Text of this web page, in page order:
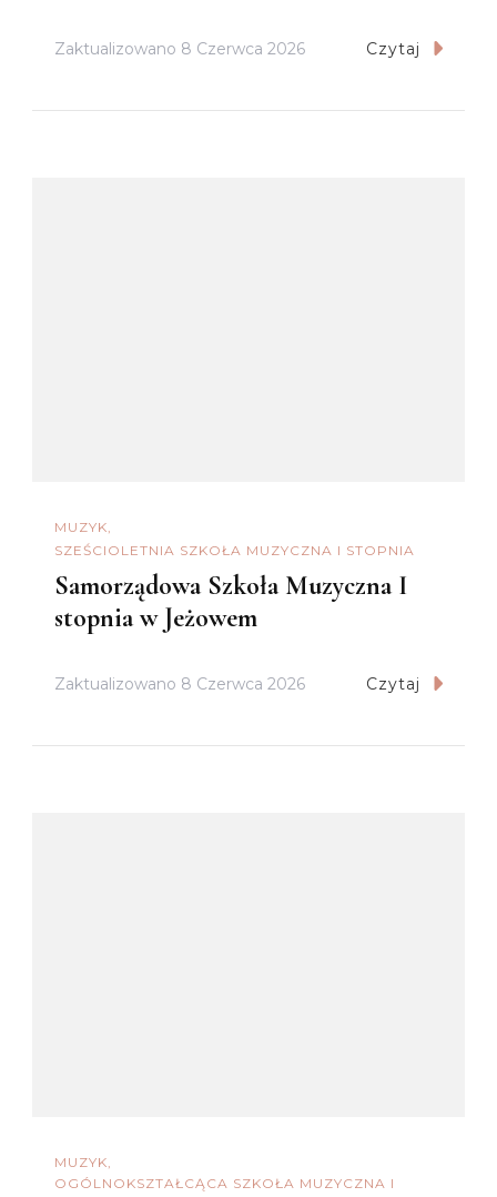
Zaktualizowano 8 Czerwca 2026 Czytaj
MUZYK
SZEŚCIOLETNIA SZKOŁA MUZYCZNA I STOPNIA
Samorządowa Szkoła Muzyczna I
stopnia w Jeżowem
Zaktualizowano 8 Czerwca 2026 Czytaj
MUZYK
OGÓLNOKSZTAŁCĄCA SZKOŁA MUZYCZNA I